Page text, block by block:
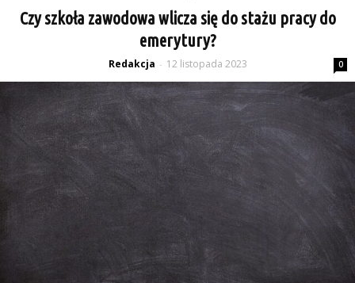
Czy szkoła zawodowa wlicza się do stażu pracy do
emerytury?
Redakcja - 12 listopada 2023 0